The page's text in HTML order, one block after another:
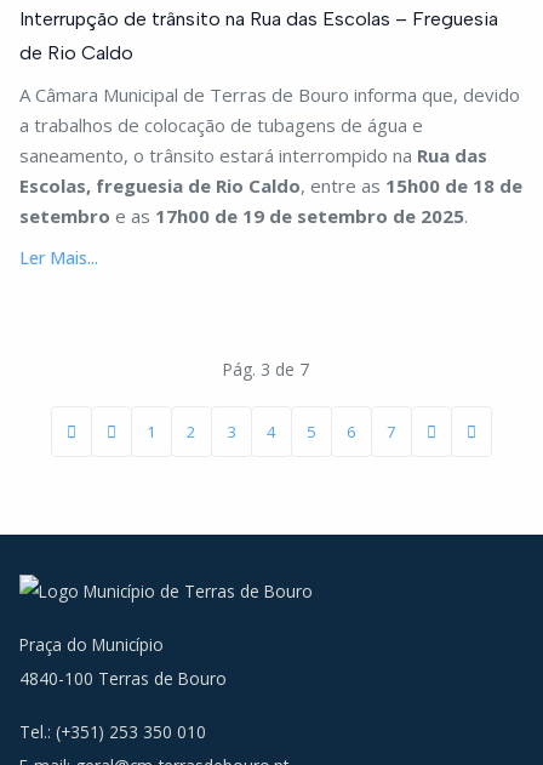
Interrupção de trânsito na Rua das Escolas – Freguesia
de Rio Caldo
A Câmara Municipal de Terras de Bouro informa que, devido
a trabalhos de colocação de tubagens de água e
saneamento, o trânsito estará interrompido na Rua das
Escolas, freguesia de Rio Caldo, entre as 15h00 de 18 de
setembro e as 17h00 de 19 de setembro de 2025.
Ler Mais...
Pág. 3 de 7
1 2 3 4 5 6 7
Praça do Município
4840-100 Terras de Bouro
Tel.: (+351) 253 350 010